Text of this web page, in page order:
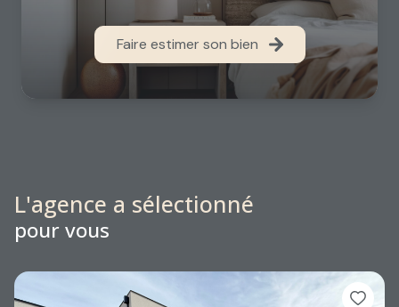
Faire estimer son bien
L'agence a sélectionné
pour vous